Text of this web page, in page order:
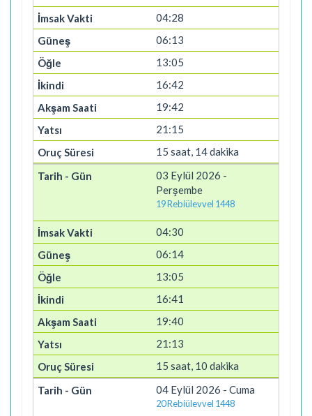
04:28
06:13
13:05
16:42
19:42
21:15
15 saat, 14 dakika
03 Eylül 2026 -
Perşembe
19 Rebiülevvel 1448
04:30
06:14
13:05
16:41
19:40
21:13
15 saat, 10 dakika
04 Eylül 2026 - Cuma
20 Rebiülevvel 1448